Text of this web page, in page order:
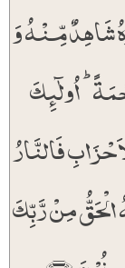
شَاہِدٌ مِّنۡہُ وَ
اُولٰٓئِکَ
فَالنَّارُ
الۡحَقُّ مِنۡ رَّبِّکَ